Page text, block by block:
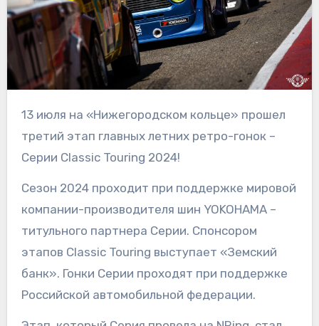
13 июля на «Нижегородском кольце» прошел
третий этап главных летних ретро-гонок –
Серии Classic Touring 2024!
Сезон 2024 проходит при поддержке мировой
компании-производителя шин YOKOHAMA –
титульного партнера Серии. Спонсором
этапов Classic Touring выступает «Земский
банк». Гонки Серии проходят при поддержке
Российской автомобильной федерации.